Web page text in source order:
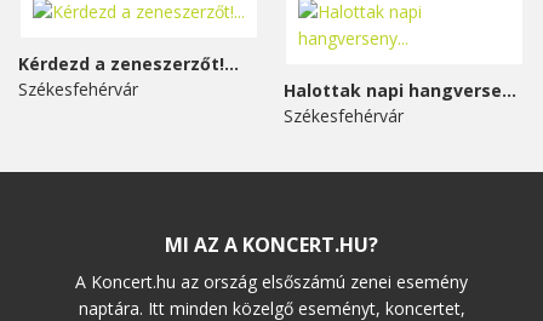
Kérdezd a zeneszerzőt!...
Székesfehérvár
Halottak napi hangverseny...
Székesfehérvár
MI AZ A KONCERT.HU?
A Koncert.hu az ország elsőszámú zenei esemény
naptára. Itt minden közelgő eseményt, koncertet,